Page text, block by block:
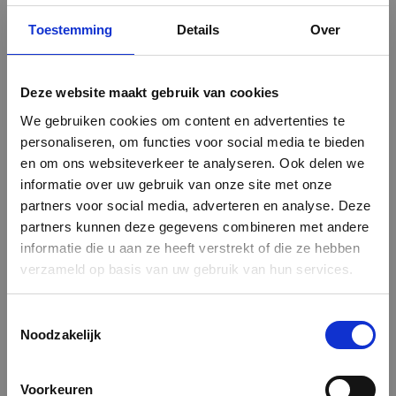
Toestemming Details Over
Deze website maakt gebruik van cookies
We gebruiken cookies om content en advertenties te
personaliseren, om functies voor social media te bieden
en om ons websiteverkeer te analyseren. Ook delen we
informatie over uw gebruik van onze site met onze
partners voor social media, adverteren en analyse. Deze
partners kunnen deze gegevens combineren met andere
informatie die u aan ze heeft verstrekt of die ze hebben
verzameld op basis van uw gebruik van hun services.
Noodzakelijk
Voorkeuren
IMPACT
Bij ons bepaal jij het formaat van je posters. Klein en
de poster altijd precies op de plek waar jij hem wilt
ophangen. Of het nu gaat om een etalageruit, beurswand
of stoepbord: de afmetingen zijn volledig naar wens in te
Dankzij deze flexibiliteit zijn ze geschikt voor iedere
campagne of boodschap. Promoot een event, breng een
nieuw product onder de aandacht of fleur je interieur op,
de mogelijkheden zijn eindeloos.
KIES HET JUISTE MATERIAAL VOOR JE POSTERS
Het materiaal bepaalt niet alleen de uitstraling, maar ook
de levensduur van jouw posters. Daarom bieden wij drie
soorten materialen aan, elk met hun eigen voordelen.
Smartup PET is duurzaam, water- én krasbestendig en
reflecteert nauwelijks. Ideaal voor binnen én buiten.